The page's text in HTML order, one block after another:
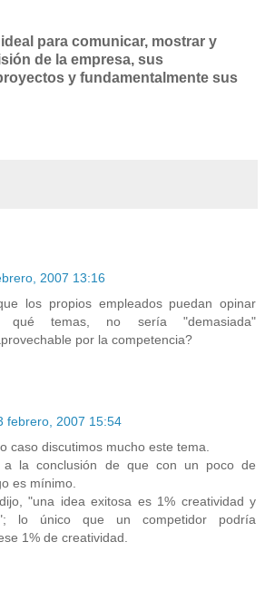
para comunicar, mostrar y
de la empresa, sus
y fundamentalmente sus
2007 13:16
los propios empleados puedan opinar
qué temas, no sería "demasiada"
por la competencia?
febrero, 2007 15:54
caso discutimos mucho este tema.
a la conclusión de que con un poco de
es mínimo.
"una idea exitosa es 1% creatividad y
lo único que un competidor podría
1% de creatividad.